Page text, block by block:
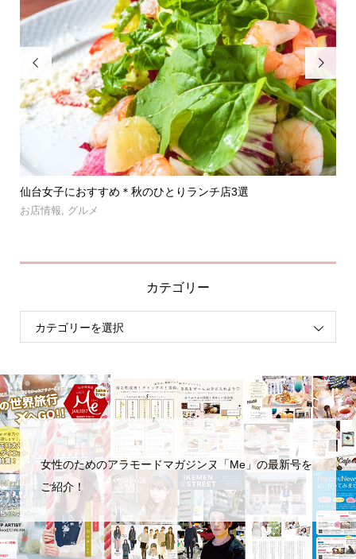

仙台女子におすすめ＊秋のひとりランチ店3選
お店情報 グルメ

カテゴリー
女性のためのアラモードマガジンヌ「Me」の最新号を
ご紹介！